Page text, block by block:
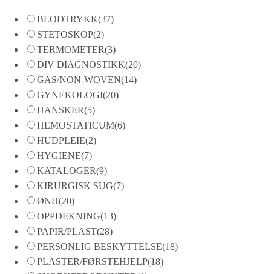
BLODTRYKK(37)
STETOSKOP(2)
TERMOMETER(3)
DIV DIAGNOSTIKK(20)
GAS/NON-WOVEN(14)
GYNEKOLOGI(20)
HANSKER(5)
HEMOSTATICUM(6)
HUDPLEIE(2)
HYGIENE(7)
KATALOGER(9)
KIRURGISK SUG(7)
ØNH(20)
OPPDEKNING(13)
PAPIR/PLAST(28)
PERSONLIG BESKYTTELSE(18)
PLASTER/FØRSTEHJELP(18)